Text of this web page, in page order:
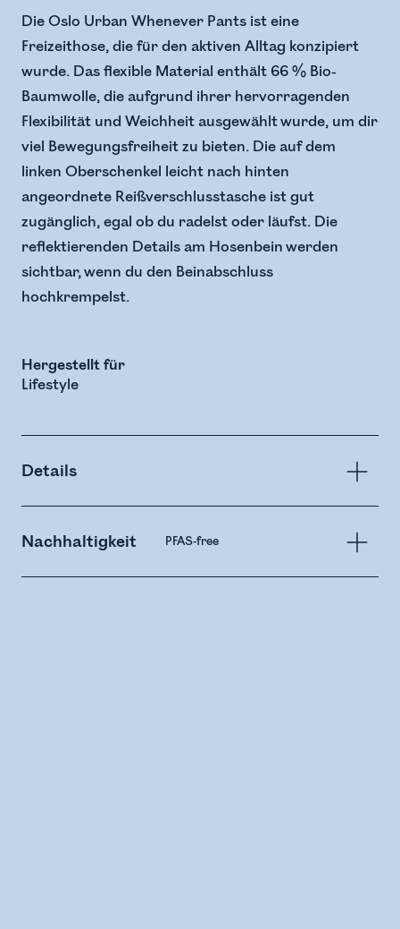
Die Oslo Urban Whenever Pants ist eine
Freizeithose, die für den aktiven Alltag konzipiert
wurde. Das flexible Material enthält 66 % Bio-
Baumwolle, die aufgrund ihrer hervorragenden
Flexibilität und Weichheit ausgewählt wurde, um dir
viel Bewegungsfreiheit zu bieten. Die auf dem
linken Oberschenkel leicht nach hinten
angeordnete Reißverschlusstasche ist gut
zugänglich, egal ob du radelst oder läufst. Die
reflektierenden Details am Hosenbein werden
sichtbar, wenn du den Beinabschluss
hochkrempelst.
Hergestellt für
Lifestyle
Details
Nachhaltigkeit PFAS-free